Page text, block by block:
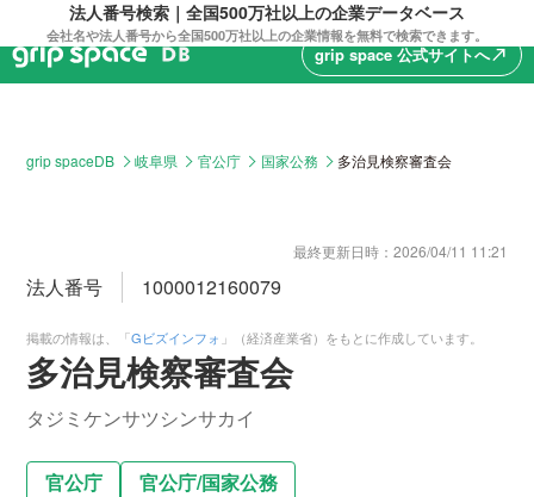
法人番号検索｜全国500万社以上の企業データベース
会社名や法人番号から全国500万社以上の企業情報を無料で検索できます。
grip space 公式サイトへnorth_east
grip spaceDB 岐阜県 官公庁 国家公務 多治見検察審査会
最終更新日時： 2026/04/11 11:21
法人番号 1000012160079
掲載の情報は、「Gビズインフォ 」（経済産業省）をもとに作成しています。
多治見検察審査会
タジミケンサツシンサカイ
官公庁 官公庁/国家公務